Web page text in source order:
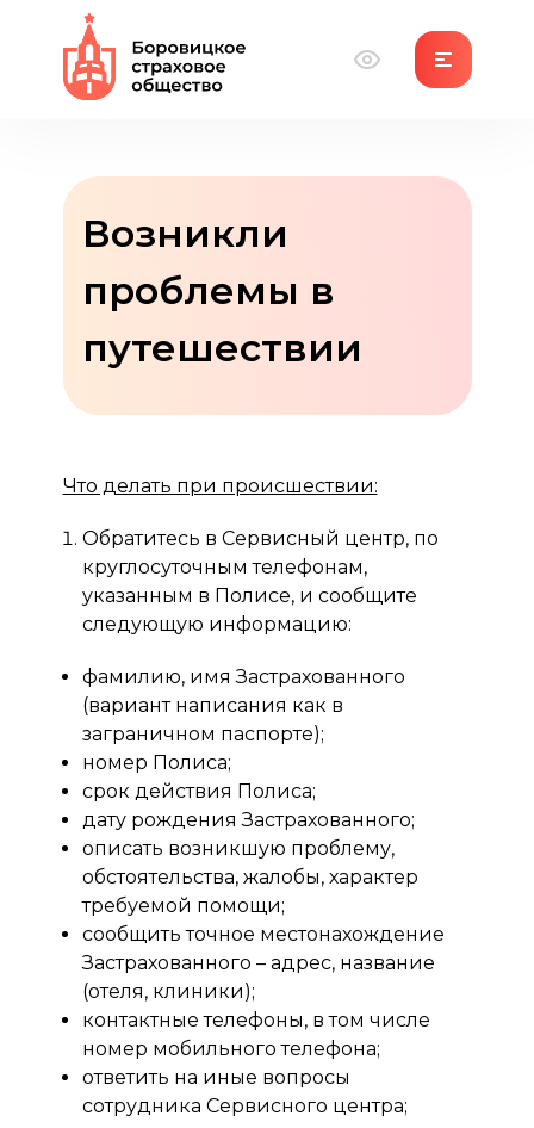
Возникли
проблемы в
путешествии
Что делать при происшествии:
Обратитесь в Сервисный центр, по
круглосуточным телефонам,
указанным в Полисе, и сообщите
следующую информацию:
фамилию, имя Застрахованного
(вариант написания как в
заграничном паспорте);
номер Полиса;
срок действия Полиса;
дату рождения Застрахованного;
описать возникшую проблему,
обстоятельства, жалобы, характер
требуемой помощи;
сообщить точное местонахождение
Застрахованного – адрес, название
(отеля, клиники);
контактные телефоны, в том числе
номер мобильного телефона;
ответить на иные вопросы
сотрудника Сервисного центра;